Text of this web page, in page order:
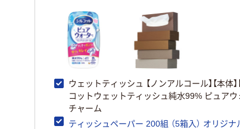
ウェットティッシュ 【ノンアルコール】【本体】
コットウェットティッシュ純水99% ピュアウ
チャーム
ティッシュペーパー 200組 （5箱入） オリジナ